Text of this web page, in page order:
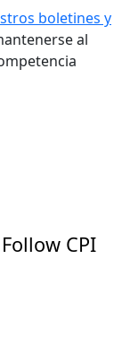
boletines y
al
Follow CPI